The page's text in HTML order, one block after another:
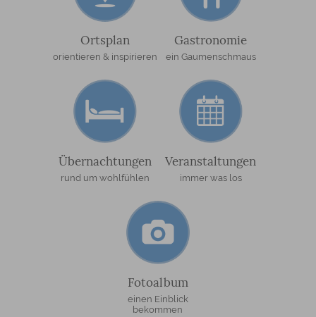
Ortsplan
orientieren & inspirieren
Gastronomie
ein Gaumenschmaus
Übernachtungen
rund um wohlfühlen
Veranstaltungen
immer was los
Fotoalbum
einen Einblick
bekommen